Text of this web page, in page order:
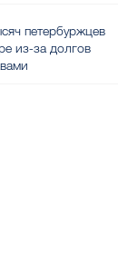
петербуржцев
из-за долгов